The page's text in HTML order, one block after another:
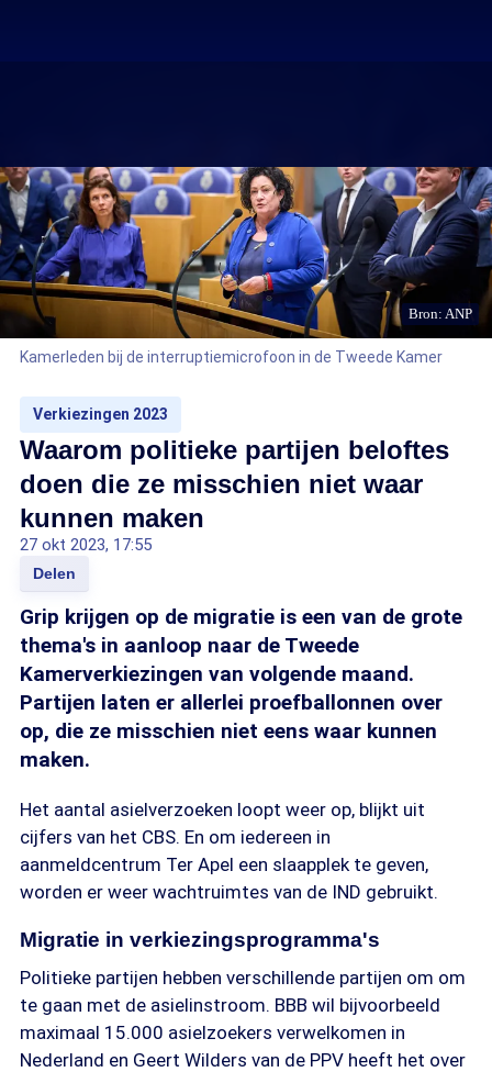
Bron: ANP
Kamerleden bij de interruptiemicrofoon in de Tweede Kamer
Verkiezingen 2023
Waarom politieke partijen beloftes
doen die ze misschien niet waar
kunnen maken
27 okt 2023, 17:55
Delen
Grip krijgen op de migratie is een van de grote
thema's in aanloop naar de Tweede
Kamerverkiezingen van volgende maand.
Partijen laten er allerlei proefballonnen over
op, die ze misschien niet eens waar kunnen
maken.
Het aantal asielverzoeken loopt weer op, blijkt uit
cijfers van het CBS. En om iedereen in
aanmeldcentrum Ter Apel een slaapplek te geven,
worden er weer wachtruimtes van de IND gebruikt.
Migratie in verkiezingsprogramma's
Politieke partijen hebben verschillende partijen om om
te gaan met de asielinstroom. BBB wil bijvoorbeeld
maximaal 15.000 asielzoekers verwelkomen in
Nederland en Geert Wilders van de PPV heeft het over